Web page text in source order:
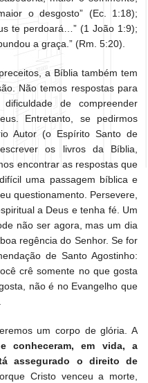
o desgosto” (Ec. 1:18);
te perdoará…” (1 João 1:9);
a graça.” (Rm. 5:20).
a Bíblia também tem
Não temos respostas para
de compreender
Entretanto, se pedirmos
Autor (o Espírito Santo de
os livros da Bíblia,
encontrar as respostas que
uma passagem bíblica e
questionamento. Persevere,
a Deus e tenha fé. Um
não ser agora, mas um dia
regência do Senhor. Se for
de Santo Agostinho:
crê somente no que gosta
não é no Evangelho que
um corpo de glória. A
conheceram, em vida, a
assegurado o direito de
Cristo venceu a morte,